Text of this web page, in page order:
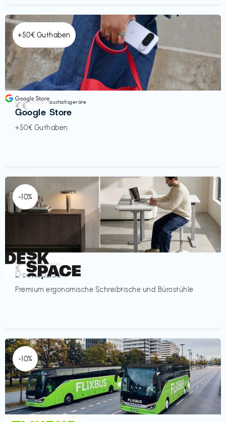
+50€ Guthaben
Elektronik & Haushaltsgeräte
Google Store
+50€ Guthaben
€€‎
-10%
Homeoffice Möbel
Deskspace
Premium ergonomische Schreibtische und Bürostühle
€‎
-10%